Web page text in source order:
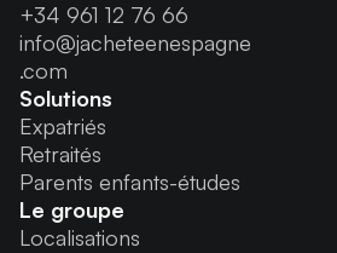
+34 961 12 76 66
info@jacheteenespagne
.com
Solutions
Expatriés
Retraités
Parents enfants-études
Le groupe
Localisations